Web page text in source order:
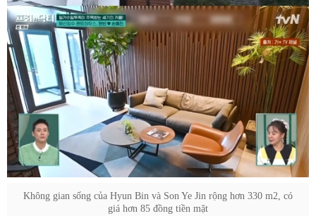
Không gian sống của Hyun Bin và Son Ye Jin rộng hơn 330 m2, có
giá hơn 85 đồng tiền mặt